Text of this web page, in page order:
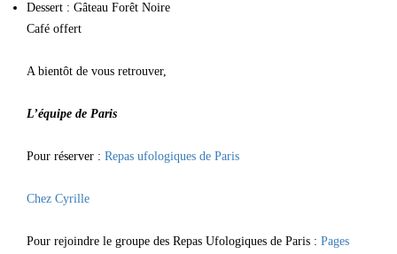
Dessert : Gâteau Forêt Noire
Café offert
A bientôt de vous retrouver,
L’équipe de Paris
Pour réserver : Repas ufologiques de Paris
Chez Cyrille
Pour rejoindre le groupe des Repas Ufologiques de Paris : Pages